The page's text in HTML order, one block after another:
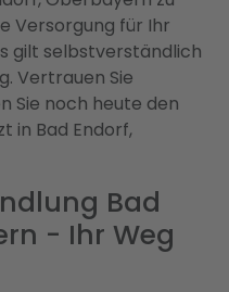
Versorgung für Ihr
gilt selbstverständlich
. Vertrauen Sie
Sie noch heute den
in Bad Endorf,
Bad
- Ihr Weg